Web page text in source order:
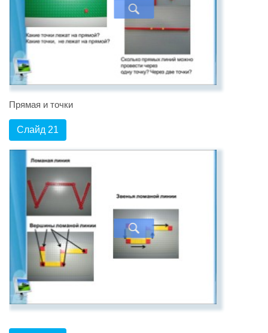
Прямая и точки
Слайд 21